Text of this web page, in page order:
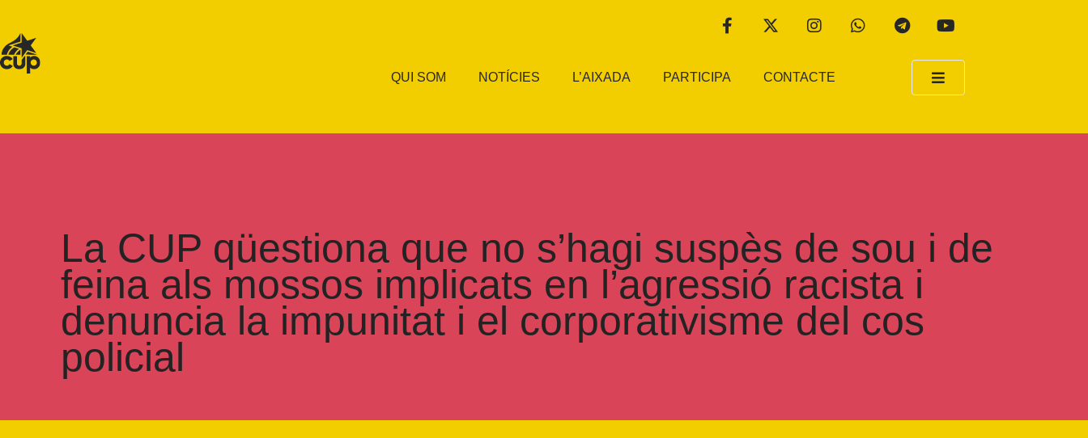
QUI SOM NOTÍCIES L’AIXADA PARTICIPA CONTACTE
La CUP qüestiona que no s’hagi suspès de sou i de
feina als mossos implicats en l’agressió racista i
denuncia la impunitat i el corporativisme del cos
policial